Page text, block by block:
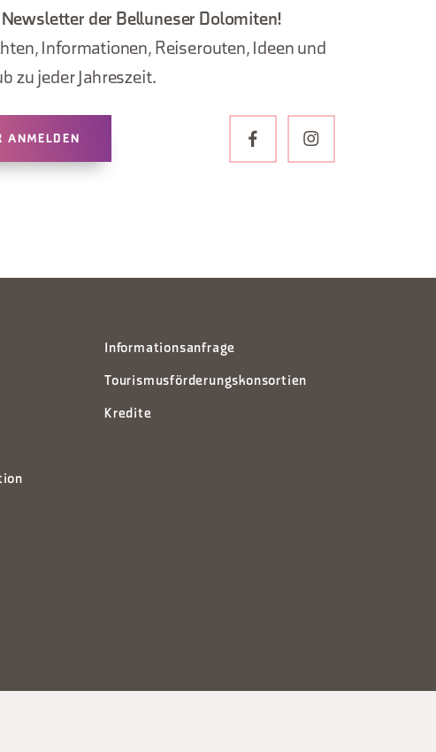
der Belluneser Dolomiten!
Informationen, Reiserouten, Ideen und
zu jeder Jahreszeit.
ANMELDEN
Informationsanfrage
Tourismusförderungskonsortien
Kredite